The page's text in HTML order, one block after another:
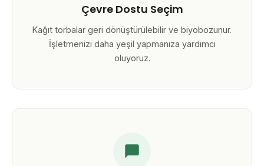
Çevre Dostu Seçim
Kağıt torbalar geri dönüştürülebilir ve biyobozunur.
İşletmenizi daha yeşil yapmanıza yardımcı
oluyoruz.